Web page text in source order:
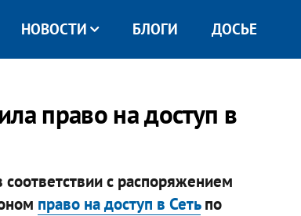
НОВОСТИ БЛОГИ ДОСЬЕ
право на доступ в
с распоряжением
право на доступ в Сетьпо